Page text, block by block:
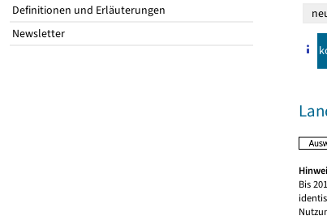
Definitionen und Erläuterungen
Newsletter
Bis